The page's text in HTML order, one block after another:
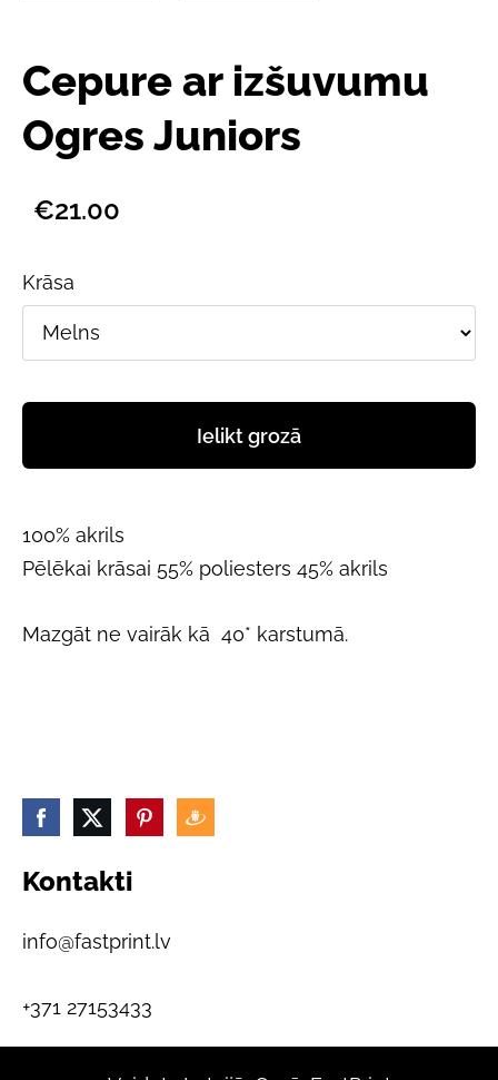
Kontakti
info@fastprint.lv
+371 27153433
Cepure ar izšuvumu
Ogres Juniors
€21.00
Krāsa
Ielikt grozā
100% akrils
Pēlēkai krāsai 55% poliesters 45% akrils
Mazgāt ne vairāk kā 40* karstumā.